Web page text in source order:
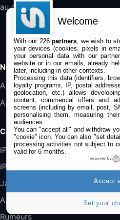
Filaire avec
Téléphones de Bureau
31,87€88,29€Amazon
Accessoire iRobot
Rémplacement
19,9€23,99€ Amazon
Harman Kardon
Bluetooth, Noir
289,47€317,71€
Galaxy S25 FE 6,7\"
Blanc
489,99€ 647,51€Fnac
DeLonghi
Cdiscount
Jeu FIFA 20 sur PC
au quotidien.
NOS APPS
Application iPhone/iPad
Application Mac
CATÉGORIES
iPhone
iPad
Jailbreak
Applications
Rumeurs
Welcome
With our 226partners , we wish to
your devices (cookies, pixels in
your personal data with our
website or in our emails, already
later, including in other contexts.
Processing this data (identifiers,
loyalty programs, IP, postal
geolocation, etc.) allows
content, commercial offers and
screens (including by email, post,
personalising them, measuring
audiences.
You can "accept all" and withdraw
"cookie" icon. You can also "set
processing activities not subject to
valid for 6 months.
powered by
Set your
Accept